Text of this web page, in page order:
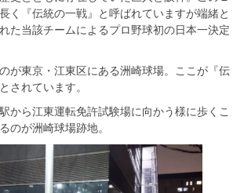
く『伝統の一戦』と呼ばれていますが端緒と
た当該チームによるプロ野球初の日本一決定
が東京・江東区にある洲崎球場。ここが『伝
されています。
から江東運転免許試験場に向かう様に歩くこ
のが洲崎球場跡地。